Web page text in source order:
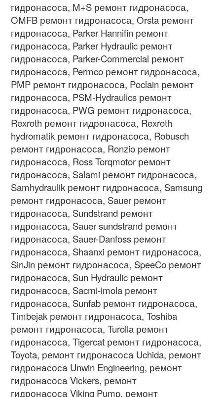
гидронасоса, M+S ремонт гидронасоса,
OMFB ремонт гидронасоса, Orsta ремонт
гидронасоса, Parker Hannifin ремонт
гидронасоса, Parker Hydraulic ремонт
гидронасоса, Parker-Commercial ремонт
гидронасоса, Permco ремонт гидронасоса,
PMP ремонт гидронасоса, Poclain ремонт
гидронасоса, PSM-Hydraulics ремонт
гидронасоса, PWG ремонт гидронасоса,
Rexroth ремонт гидронасоса, Rexroth
hydromatik ремонт гидронасоса, Robusch
ремонт гидронасоса, Ronzio ремонт
гидронасоса, Ross Torqmotor ремонт
гидронасоса, Salami ремонт гидронасоса,
Samhydraulik ремонт гидронасоса, Samsung
ремонт гидронасоса, Sauer ремонт
гидронасоса, Sundstrand ремонт
гидронасоса, Sauer sundstrand ремонт
гидронасоса, Sauer-Danfoss ремонт
гидронасоса, Shaanxi ремонт гидронасоса,
SinJin ремонт гидронасоса, SpeeCo ремонт
гидронасоса, Sun Hydraulic ремонт
гидронасоса, Sacmi-imola ремонт
гидронасоса, Sunfab ремонт гидронасоса,
Timbejak ремонт гидронасоса, Toshiba
ремонт гидронасоса, Turolla ремонт
гидронасоса, Tigercat ремонт гидронасоса,
Toyota, ремонт гидронасоса Uchida, ремонт
гидронасоса Unwin Engineering, ремонт
гидронасосаVickers, ремонт
гидронасосаViking Pump, ремонт